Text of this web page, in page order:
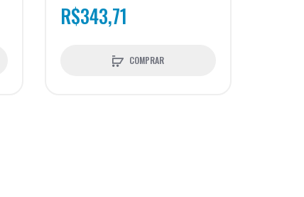
R$343,71
COMPRAR